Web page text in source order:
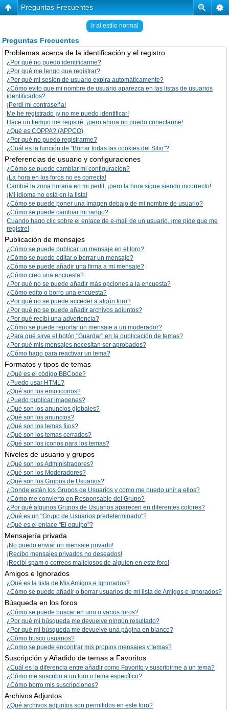
Preguntas Frecuentes
Ir al estilo normal
Preguntas Frecuentes
Problemas acerca de la identificación y el registro
¿Por qué no puedo identificarme?
¿Por qué me tengo que registrar?
¿Por qué mi sesión de usuario expira automáticamente?
¿Cómo evito que mi nombre de usuario aparezca en las listas de usuarios
identificados?
¡Perdí mi contraseña!
Me he registrado ¡y no me puedo identificar!
Hace un tiempo me registré, ¡pero ahora no puedo conectarme!
¿Qué es COPPA? (APPCO)
¿Por qué no puedo registrarme?
¿Cuál es la función de "Borrar todas las cookies del Sitio"?
Preferencias de usuario y configuraciones
¿Cómo se puede cambiar mi configuración?
¡La hora en los foros no es correcta!
Cambié la zona horaria en mi perfil, ¡pero la hora sigue siendo incorrecto!
¡Mi idioma no está en la lista!
¿Cómo se puede poner una imagen debajo de mi nombre de usuario?
¿Cómo se puede cambiar mi rango?
Cuando hago clic sobre el enlace de e-mail de un usuario, ¡me pide que me
registre!
Publicación de mensajes
¿Cómo se puede publicar un mensaje en el foro?
¿Cómo se puede editar o borrar un mensaje?
¿Cómo se puede añadir una firma a mi mensaje?
¿Cómo creo una encuesta?
¿Por qué no se puede añadir más opciones a la encuesta?
¿Cómo edito o borro una encuesta?
¿Por qué no se puede acceder a algún foro?
¿Por qué no se puede añadir archivos adjuntos?
¿Por qué recibí una advertencia?
¿Cómo se puede reportar un mensaje a un moderador?
¿Para qué sirve el botón "Guardar" en la publicación de temas?
¿Por qué mis mensajes necesitan ser aprobados?
¿Cómo hago para reactivar un tema?
Formatos y tipos de temas
¿Qué es el código BBCode?
¿Puedo usar HTML?
¿Qué son los emoticonos?
¿Puedo publicar imagenes?
¿Qué son los anuncios globales?
¿Qué son los anuncios?
¿Qué son los temas fijos?
¿Qué son los temas cerrados?
¿Qué son los iconos para los temas?
Niveles de usuario y grupos
¿Qué son los Administradores?
¿Qué son los Moderadores?
¿Qué son los Grupos de Usuarios?
¿Donde están los Grupos de Usuarios y como me puedo unir a ellos?
¿Cómo me convierto en Responsable del Grupo?
¿Por qué algunos Grupos de Usuarios aparecen en diferentes colores?
¿Qué es un "Grupo de Usuarios predeterminado"?
¿Qué es el enlace "El equipo"?
Mensajería privada
¡No puedo enviar un mensaje privado!
¡Recibo mensajes privados no deseados!
¡Recibí spam o correos maliciosos de alguien en este foro!
Amigos e Ignorados
¿Qué es la lista de Mis Amigos e Ignorados?
¿Cómo se puede añadir o borrar usuarios de mi lista de Amigos e Ignorados?
Búsqueda en los foros
¿Cómo se puede buscar en uno o varios foros?
¿Por qué mi búsqueda me devuelve ningún resultado?
¿Por qué mi búsqueda me devuelve una página en blanco?
¿Cómo busco usuarios?
¿Como se puede encontrar mis propios mensajes y temas?
Suscripción y Añadido de temas a Favoritos
¿Cuál es la diferencia entre añadir como Favorito y suscribirme a un tema?
¿Cómo me suscribo a un foro o tema específico?
¿Cómo borro mis suscripciones?
Archivos Adjuntos
¿Qué archivos adjuntos son permitidos en este foro?